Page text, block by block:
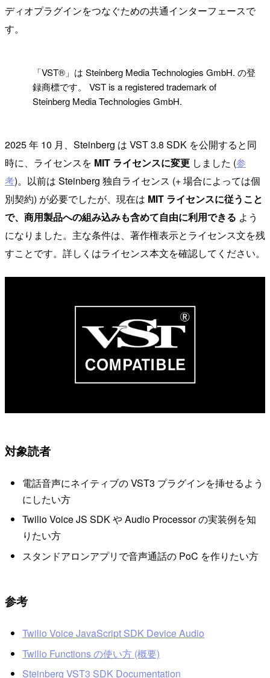
ディオプラグインをつなぐための共通インターフェースで
す。
「VST®」は Steinberg Media Technologies GmbH. の登
録商標です。 VST is a registered trademark of
Steinberg Media Technologies GmbH.
2025 年 10 月、Steinberg は VST 3.8 SDK を公開すると同
時に、ライセンスを MIT ライセンスに変更 しました (参
考)。以前は Steinberg 独自ライセンス (+ 場合によっては個
別契約) が必要でしたが、現在は MIT ライセンスに従うこと
で、商用製品への組み込みも含めて自由に利用できる よう
になりました。主な条件は、著作権表示とライセンス文を残
すことです。詳しくはライセンス本文を確認してください。
対象読者
電話音声にネイティブの VST3 プラグインを挿せるよう
にしたい方
Twilio Voice JS SDK や Audio Processor の実装例を知
りたい方
スタンドアロンアプリで音声通話の PoC を作りたい方
参考
Twilio Voice JavaScript SDK Device Audio
Twilio Functions の使い方 (概要)
Steinberg VST3 SDK Documentation